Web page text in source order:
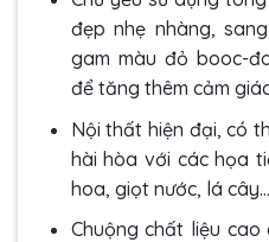
đẹp nhẹ nhàng,
gam màu đỏ booc-
để tăng thêm cảm
Nội thất hiện đại, có
hài hòa với các họa
hoa, giọt nước, lá cây…
Chuộng chất liệu